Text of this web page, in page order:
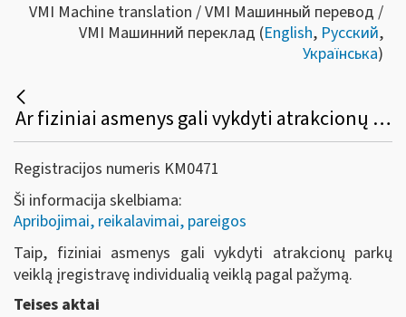
VMI Machine translation / VMI Машинный перевод /
VMI Машинний переклад (English, Русский,
Українська)
Ar fiziniai asmenys gali vykdyti atrakcionų parkų veiklą neįsteigę juridinio asmens?
Registracijos numeris KM0471
Ši informacija skelbiama:
Apribojimai, reikalavimai, pareigos
Taip, fiziniai asmenys gali vykdyti atrakcionų parkų
veiklą įregistravę individualią veiklą pagal pažymą.
Teises aktai